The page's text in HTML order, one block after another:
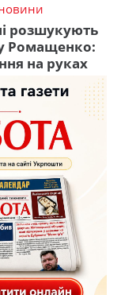
розшукують
Ромащенко:
на руках